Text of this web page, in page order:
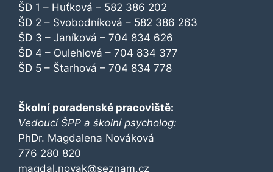
ŠD 1 – Huťková – 582 386 202
ŠD 2 – Svobodníková – 582 386 263
ŠD 3 – Janíková – 704 834 626
ŠD 4 – Oulehlová – 704 834 377
ŠD 5 – Štarhová – 704 834 778
Školní poradenské pracoviště:
Vedoucí ŠPP a školní psycholog:
PhDr. Magdalena Nováková
776 280 820
magdal.novak@seznam.cz